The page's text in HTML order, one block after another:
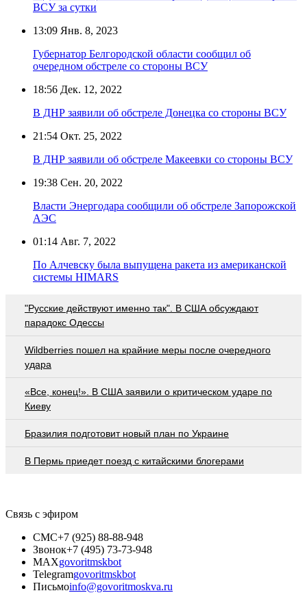
ВСУ за сутки
13:09 Янв. 8, 2023
Губернатор Белгородской области сообщил об
очередном обстреле со стороны ВСУ
18:56 Дек. 12, 2022
В ДНР заявили об обстреле Донецка со стороны ВСУ
21:54 Окт. 25, 2022
В ДНР заявили об обстреле Макеевки со стороны ВСУ
19:38 Сен. 20, 2022
Власти Энергодара сообщили об обстреле Запорожской
АЭС
01:14 Авг. 7, 2022
По Алчевску была выпущена ракета из американской
системы HIMARS
"Русские действуют именно так". В США обсуждают
парадокс Одессы
Wildberries пошел на крайние меры после очередного
удара
«Все, конец!». В США заявили о критическом ударе по
Киеву
Бразилия подготовит новый план по Украине
В Пермь приедет поезд с китайскими блогерами
Связь с эфиром
СМС+7 (925) 88-88-948
Звонок+7 (495) 73-73-948
MAXgovoritmskbot
Telegramgovoritmskbot
Письмоinfo@govoritmoskva.ru